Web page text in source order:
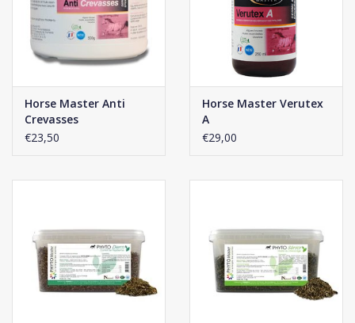
Horse Master Anti
Crevasses
€23,50
Horse Master Verutex
A
€29,00